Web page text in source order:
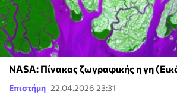
NASA: Πίνακας ζωγραφικής η γη
Επιστήμη 22.04.2026 23:31